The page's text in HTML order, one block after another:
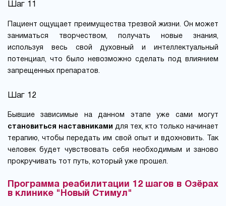
Шаг 11
Пациент ощущает преимущества трезвой жизни. Он может
заниматься творчеством, получать новые знания,
используя весь свой духовный и интеллектуальный
потенциал, что было невозможно сделать под влиянием
запрещенных препаратов.
Шаг 12
Бывшие зависимые на данном этапе уже сами могут
становиться наставниками для тех, кто только начинает
терапию, чтобы передать им свой опыт и вдохновить. Так
человек будет чувствовать себя необходимым и заново
прокручивать тот путь, который уже прошел.
Программа реабилитации 12 шагов в Озёрах
в клинике "Новый Стимул"